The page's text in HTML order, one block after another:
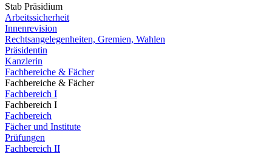
Stab Präsidium
Arbeitssicherheit
Innenrevision
Rechtsangelegenheiten, Gremien, Wahlen
Präsidentin
Kanzlerin
Fachbereiche & Fächer
Fachbereiche & Fächer
Fachbereich I
Fachbereich I
Fachbereich
Fächer und Institute
Prüfungen
Fachbereich II